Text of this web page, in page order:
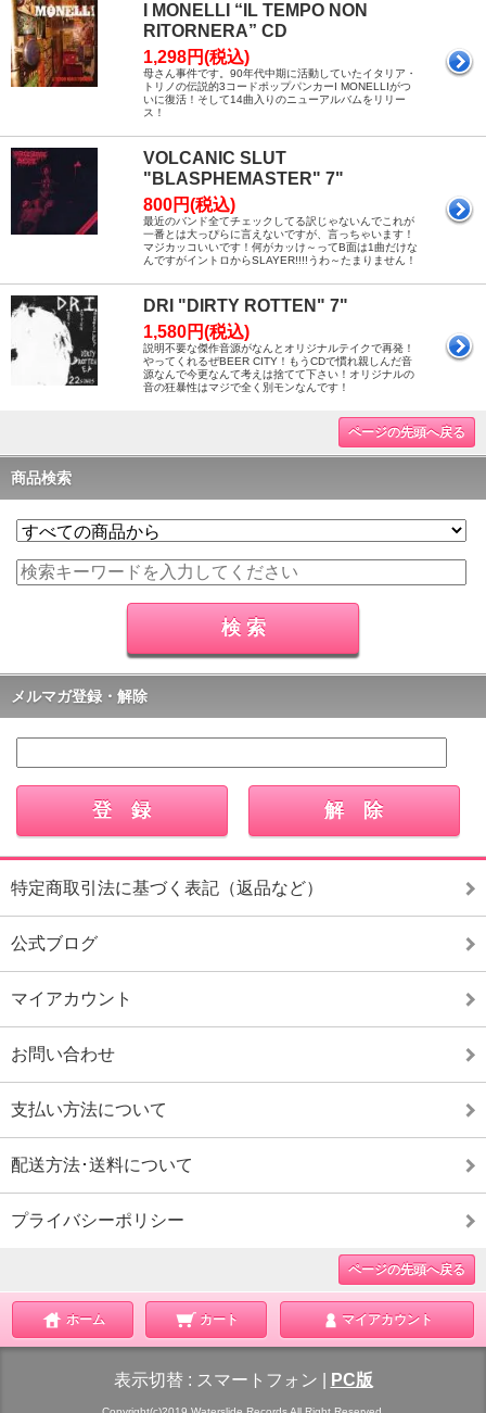
I MONELLI “IL TEMPO NON
RITORNERA” CD
1,298円(税込)
母さん事件です。90年代中期に活動していたイタリア・
トリノの伝説的3コードポップパンカーI MONELLIがつ
いに復活！そして14曲入りのニューアルバムをリリー
ス！
VOLCANIC SLUT
"BLASPHEMASTER" 7"
800円(税込)
最近のバンド全てチェックしてる訳じゃないんでこれが
一番とは大っぴらに言えないですが、言っちゃいます！
マジカッコいいです！何がカッけ～ってB面は1曲だけな
んですがイントロからSLAYER!!!!うわ～たまりません！
DRI "DIRTY ROTTEN" 7"
1,580円(税込)
説明不要な傑作音源がなんとオリジナルテイクで再発！
やってくれるぜBEER CITY！もうCDで慣れ親しんだ音
源なんで今更なんて考えは捨てて下さい！オリジナルの
音の狂暴性はマジで全く別モンなんです！
ページの先頭へ戻る
商品検索
メルマガ登録・解除
特定商取引法に基づく表記（返品など）
公式ブログ
マイアカウント
お問い合わせ
支払い方法について
配送方法･送料について
プライバシーポリシー
ページの先頭へ戻る
ホーム カート マイアカウント
表示切替 : スマートフォン PC版